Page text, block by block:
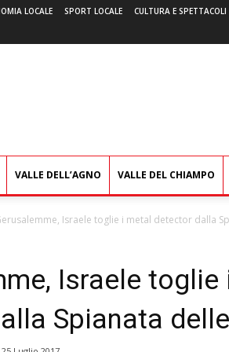
LOCALE SPORT LOCALE CULTURA E SPETTACOLI
VALLE DELL’AGNO VALLE DEL CHIAMPO
Israele toglie i metal detector dalla
Israele toglie
Spianata